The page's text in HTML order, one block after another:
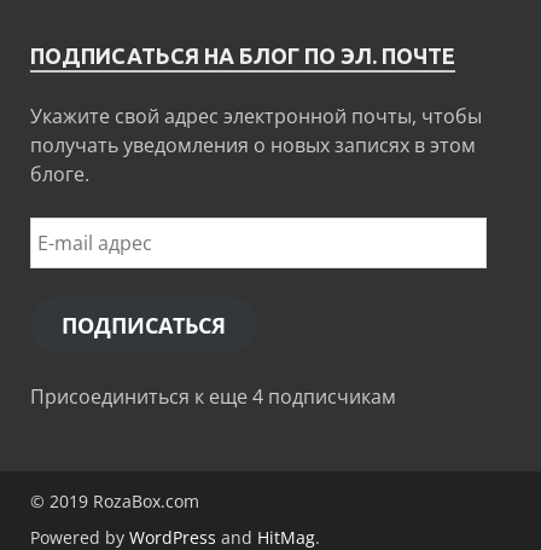
ПОДПИСАТЬСЯ НА БЛОГ ПО ЭЛ. ПОЧТЕ
Укажите свой адрес электронной почты, чтобы
получать уведомления о новых записях в этом
блоге.
ПОДПИСАТЬСЯ
Присоединиться к еще 4 подписчикам
© 2019 RozaBox.com
Powered by WordPress and HitMag.